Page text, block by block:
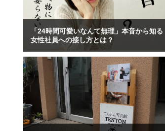
「24時間可愛いなんて無理」本音から知る
女性社員への接し方とは？